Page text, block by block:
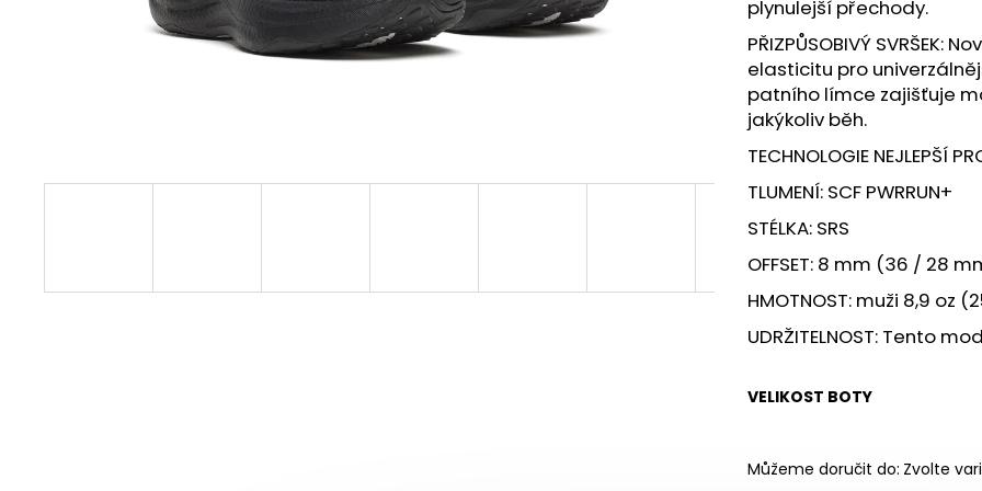
plynulejší přechody.
PŘIZPŮSOBIVÝ
elasticitu pro
patního límce zajišťuje
jakýkoliv běh.
TECHNOLOGIE NEJLEPŠÍ
TLUMENÍ: SCF PWRRUN+
STÉLKA: SRS
OFFSET: 8 mm (36 / 28
HMOTNOST: muži 8,9 oz
UDRŽITELNOST: Tento
VELIKOST BOTY
Můžeme doručit do: Zvolte
SAUCONY ENDORPHIN AZURA
VIZIRED/BLACK
BOTY CRAFT CTM ULTRA TRAIL - ŠEDÁ
1 599 Kč
SAUCONY
2 999 Kč
Původně:4